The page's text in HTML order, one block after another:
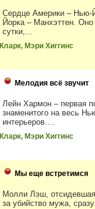
Сердце Америки – Нью-
Йорка – Манхэттен. Оно
сутки,...
Кларк, Мэри Хиггинс
Мелодия всё звучит
Лейн Хармон – первая
знаменитого на весь
интерьеров....
Кларк, Мэри Хиггинс
Мы еще встретимся
Молли Лэш,
за убийство мужа,